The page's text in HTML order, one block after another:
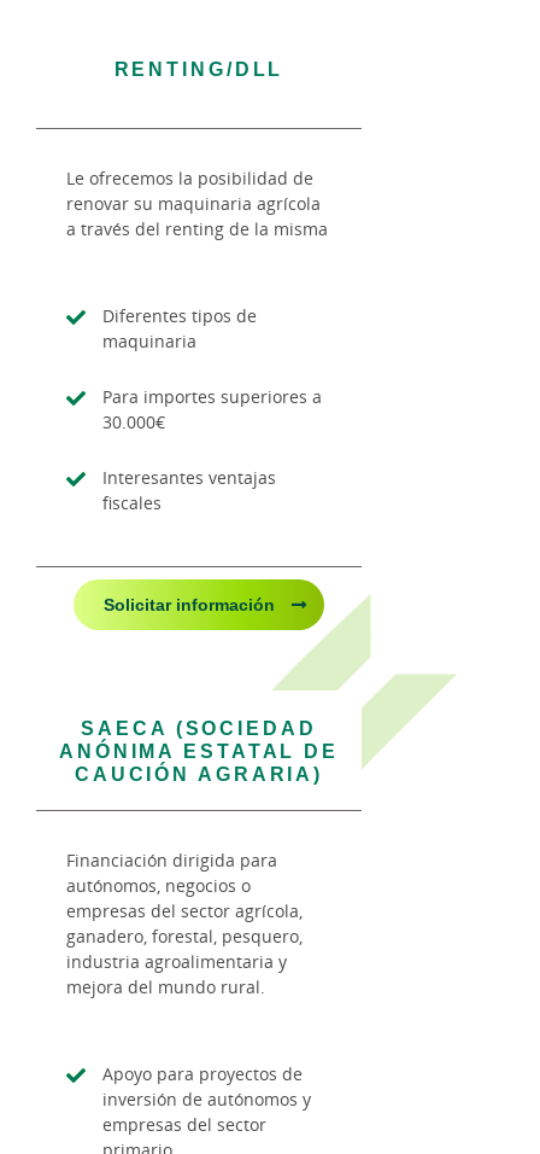
RENTING/DLL
Le ofrecemos la posibilidad de
renovar su maquinaria agrícola
a través del renting de la misma
Diferentes tipos de
maquinaria
Para importes superiores a
30.000€
Interesantes ventajas
fiscales
Solicitar información
SAECA (SOCIEDAD
ANÓNIMA ESTATAL DE
CAUCIÓN AGRARIA)
Financiación dirigida para
autónomos, negocios o
empresas del sector agrícola,
ganadero, forestal, pesquero,
industria agroalimentaria y
mejora del mundo rural.
Apoyo para proyectos de
inversión de autónomos y
empresas del sector
primario